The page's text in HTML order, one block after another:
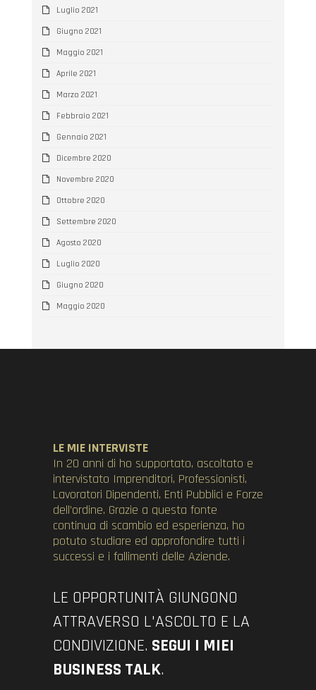
Luglio 2021
Giugno 2021
Maggio 2021
Aprile 2021
Marzo 2021
Febbraio 2021
Gennaio 2021
Dicembre 2020
Novembre 2020
Ottobre 2020
Settembre 2020
Agosto 2020
Luglio 2020
Giugno 2020
Maggio 2020
LE MIE INTERVISTE
In 20 anni di ho supportato, ascoltato e
intervistato Imprenditori, Professionisti,
Lavoratori Dipendenti, Enti Pubblici e Forze
dell’ordine. Grazie a questa fonte
continua di scambio ed esperienza, ho
potuto studiare ed approfondire tutti i
successi e i fallimenti delle Aziende.
LE OPPORTUNITÀ GIUNGONO
ATTRAVERSO L'ASCOLTO E LA
CONDIVIZIONE. SEGUI I MIEI
BUSINESS TALK.